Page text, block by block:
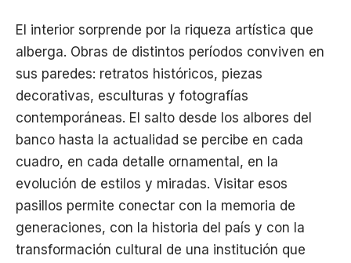
El interior sorprende por la riqueza artística que
alberga. Obras de distintos períodos conviven en
sus paredes: retratos históricos, piezas
decorativas, esculturas y fotografías
contemporáneas. El salto desde los albores del
banco hasta la actualidad se percibe en cada
cuadro, en cada detalle ornamental, en la
evolución de estilos y miradas. Visitar esos
pasillos permite conectar con la memoria de
generaciones, con la historia del país y con la
transformación cultural de una institución que